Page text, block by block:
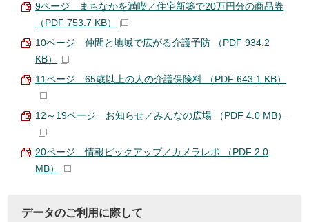
9ページ まちなかを満喫／住宅新築で20万円分の商品券
（PDF 753.7 KB）
10ページ 仲間と地域で広がる介護予防 （PDF 934.2
KB）
11ページ 65歳以上の人の介護保険料 （PDF 643.1 KB）
12～19ページ お知らせ／みんなの広場 （PDF 4.0 MB）
20ページ 情報ピックアップ／カメラレポ （PDF 2.0
MB）
データのご利用に際して